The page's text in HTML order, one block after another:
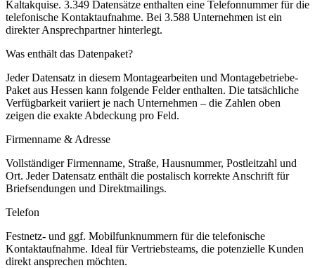
Kaltakquise. 3.349 Datensätze enthalten eine Telefonnummer für die
telefonische Kontaktaufnahme. Bei 3.588 Unternehmen ist ein
direkter Ansprechpartner hinterlegt.
Was enthält das Datenpaket?
Jeder Datensatz in diesem Montagearbeiten und Montagebetriebe-
Paket aus Hessen kann folgende Felder enthalten. Die tatsächliche
Verfügbarkeit variiert je nach Unternehmen – die Zahlen oben
zeigen die exakte Abdeckung pro Feld.
Firmenname & Adresse
Vollständiger Firmenname, Straße, Hausnummer, Postleitzahl und
Ort. Jeder Datensatz enthält die postalisch korrekte Anschrift für
Briefsendungen und Direktmailings.
Telefon
Festnetz- und ggf. Mobilfunknummern für die telefonische
Kontaktaufnahme. Ideal für Vertriebsteams, die potenzielle Kunden
direkt ansprechen möchten.